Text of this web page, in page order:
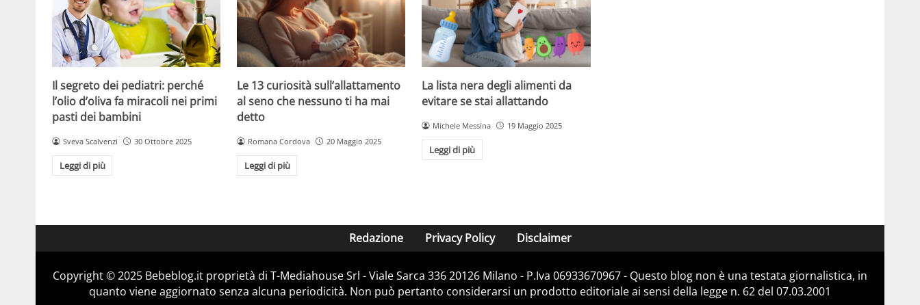
Il segreto dei pediatri: perché
l’olio d’oliva fa miracoli nei primi
pasti dei bambini
Sveva Scalvenzi 30 Ottobre 2025
Leggi di più
Le 13 curiosità sull’allattamento
al seno che nessuno ti ha mai
detto
Romana Cordova 20 Maggio 2025
Leggi di più
La lista nera degli alimenti da
evitare se stai allattando
Michele Messina 19 Maggio 2025
Leggi di più
Redazione Privacy Policy Disclaimer
Copyright © 2025 Bebeblog.it proprietà di T-Mediahouse Srl - Viale Sarca 336 20126 Milano - P.Iva 06933670967 - Questo blog non è una testata giornalistica, in
quanto viene aggiornato senza alcuna periodicità. Non può pertanto considerarsi un prodotto editoriale ai sensi della legge n. 62 del 07.03.2001